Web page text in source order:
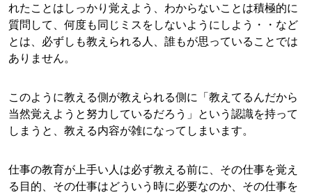
れたことはしっかり覚えよう、わからないことは積極的に
質問して、何度も同じミスをしないようにしよう・・など
とは、必ずしも教えられる人、誰もが思っていることでは
ありません。
このように教える側が教えられる側に「教えてるんだから
当然覚えようと努力しているだろう」という認識を持って
しまうと、教える内容が雑になってしまいます。
仕事の教育が上手い人は必ず教える前に、その仕事を覚え
る目的、その仕事はどういう時に必要なのか、その仕事を